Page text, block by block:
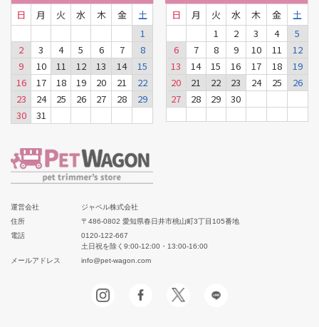
日 月 火 水 木 金
土
1
2
3 4 5 6 7
8
9
10 11 12 13 14
15
16
17 18 19 20 21
22
23
24 25 26 27 28
29
30
31
日 月 火 水 木 金
土
1
2 3 4
5
6
7 8 9 10 11
12
13
14 15 16 17 18
19
20
21 22 23 24 25
26
27
28 29 30
運営会社
ジャペル株式会社
住所
〒486-0802 愛知県春日井市桃山町3丁目105番地
電話
0120-122-667
土日祝を除く9:00-12:00・13:00-16:00
メールアドレス
info@pet-wagon.com